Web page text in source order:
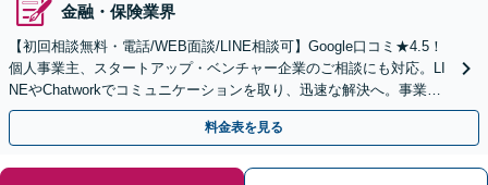
金融・保険業界
【初回相談無料・電話/WEB面談/LINE相談可】Google口コミ★4.5！
個人事業主、スタートアップ・ベンチャー企業のご相談にも対応。LI
NEやChatworkでコミュニケーションを取り、迅速な解決へ。事業の
発展を強力に推進します。
料金表を見る